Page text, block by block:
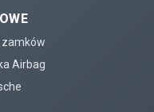
zamków
Airbag